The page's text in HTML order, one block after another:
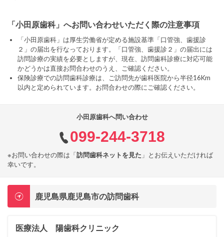
「小田原歯科」へお問い合わせいただく際の注意事項
「小田原歯科」は厚生労働省が定める施設基準「口管強、歯援診
２」の届出を行なっております。「口管強、歯援診２」の届出には
訪問診療の実績を必要としますが、現在、訪問歯科診療に対応可能
かどうかは直接お問合わせのうえ、ご確認ください。
保険診療での訪問歯科診療は、ご訪問先が歯科医院から半径16Km
以内と定められています。お問合わせの際にご確認ください。
小田原歯科へ問い合わせ
099-244-3718
※お問い合わせの際は「訪問歯科ネットを見た 」とお伝えいただければ
幸いです。
鹿児島県鹿児島市の訪問歯科
医療法人 陽歯科クリニック